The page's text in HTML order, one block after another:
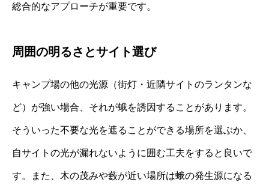
総合的なアプローチが重要です。
周囲の明るさとサイト選び
キャンプ場の他の光源（街灯・近隣サイトのランタンな
ど）が強い場合、それが蛾を誘因することがあります。
そういった不要な光を遮ることができる場所を選ぶか、
自サイトの光が漏れないように囲む工夫をすると良いで
す。また、木の茂みや藪が近い場所は蛾の発生源になる